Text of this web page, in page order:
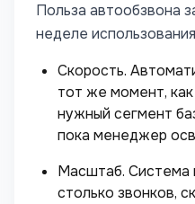
Польза автообзвона
неделе
Скорость.
тот же момент,
нужный сегмент
пока менеджер
Масштаб. Система
столько звонков,